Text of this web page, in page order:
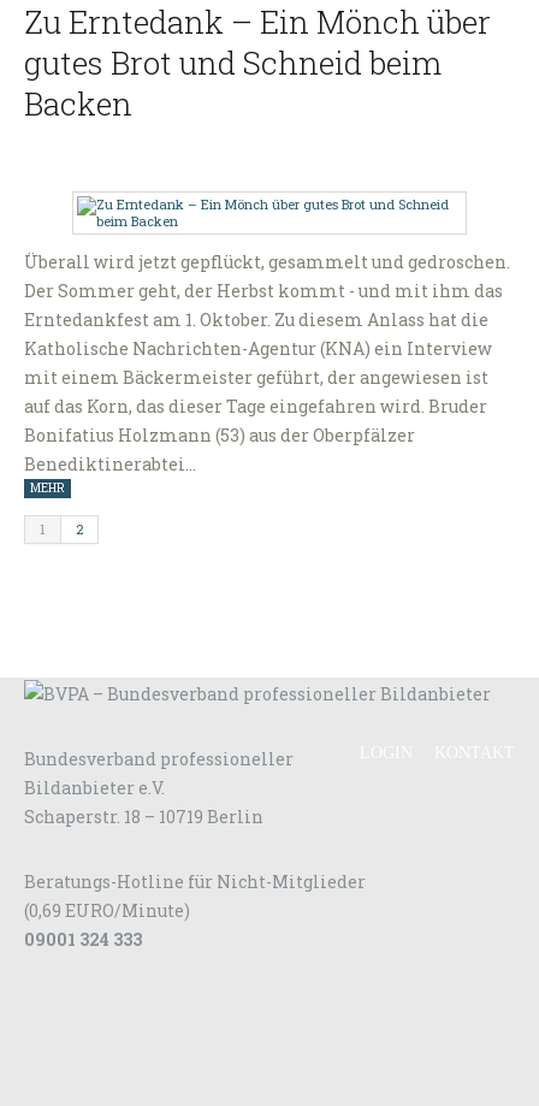
Zu Erntedank – Ein Mönch über
gutes Brot und Schneid beim
Backen
Überall wird jetzt gepflückt, gesammelt und gedroschen.
Der Sommer geht, der Herbst kommt - und mit ihm das
Erntedankfest am 1. Oktober. Zu diesem Anlass hat die
Katholische Nachrichten-Agentur (KNA) ein Interview
mit einem Bäckermeister geführt, der angewiesen ist
auf das Korn, das dieser Tage eingefahren wird. Bruder
Bonifatius Holzmann (53) aus der Oberpfälzer
Benediktinerabtei…
MEHR
1 2
Bundesverband professioneller
Bildanbieter e.V.
Schaperstr. 18 – 10719 Berlin
Beratungs-Hotline für Nicht-Mitglieder
(0,69 EURO/Minute)
09001 324 333